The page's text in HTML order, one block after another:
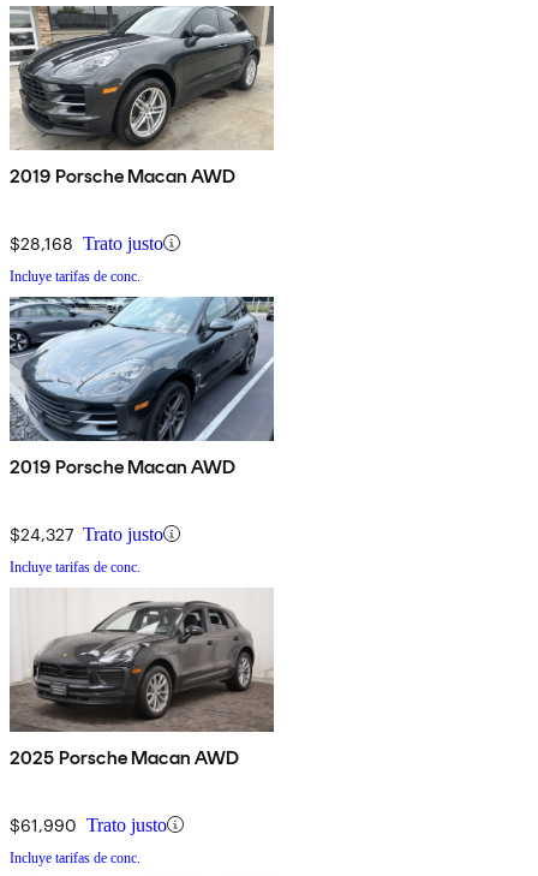
2019 Porsche Macan AWD
$28,168 Trato justo
Incluye tarifas de conc.
2019 Porsche Macan AWD
$24,327 Trato justo
Incluye tarifas de conc.
2025 Porsche Macan AWD
$61,990 Trato justo
Incluye tarifas de conc.